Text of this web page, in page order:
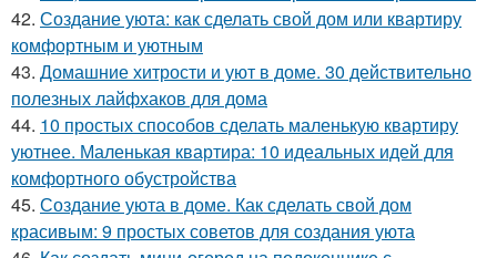
42. Создание уюта: как сделать свой дом или квартиру
комфортным и уютным
43. Домашние хитрости и уют в доме. 30 действительно
полезных лайфхаков для дома
44. 10 простых способов сделать маленькую квартиру
уютнее. Маленькая квартира: 10 идеальных идей для
комфортного обустройства
45. Создание уюта в доме. Как сделать свой дом
красивым: 9 простых советов для создания уюта